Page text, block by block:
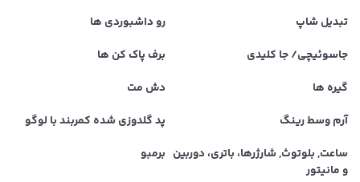
تبدیل شاپ
رو داشبوردی ها
جاسوئیچی/ جا کلیدی
برف پاک کن ها
گیره ها
دش مت
آرم وسط رینگ
پد گلدوزی شده کمربند با لوگو
ساعت, بلوتوث, شارژرها، باتری، دوربین
و مانیتور
برمبو